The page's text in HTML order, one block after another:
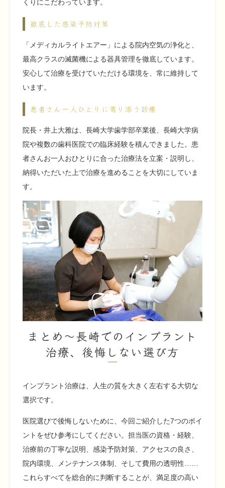
くりにこだわっています。
徹底した感染予防対策
「メディカルライトエアー」による院内空気の浄化と、
最高クラスの滅菌機による器具管理を徹底しています。
安心して治療を受けていただける環境を、常に維持して
います。
患者さん一人ひとりに寄り添う診療
院長・井上大雅は、長崎大学歯学部卒業後、長崎大学病
院や複数の歯科医院での臨床経験を積んできました。患
者さんお一人おひとりに合った治療法を立案・説明し、
納得いただいた上で治療を進めることを大切にしていま
す。
まとめ〜長崎でのインプラント
治療、後悔しない選び方
インプラント治療は、人生の質を大きく左右する大切な
選択です。
医院選びで後悔しないために、今回ご紹介した7つのポイ
ントをぜひ参考にしてください。担当医の資格・経験、
治療前の丁寧な説明、感染予防対策、アクセスの良さ、
院内環境、メンテナンス体制、そして費用の透明性……
これらすべてを総合的に判断することが、満足度の高い